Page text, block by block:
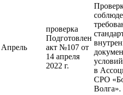
Апрель
проверка
Подготовлен
акт №107 от
14 апреля
2022 г.
в
СРО
Волга».